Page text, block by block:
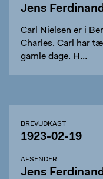
Jens
Carl Nielsen er i
Charles. Carl har
gamle dage. H…
BREVUDKAST
1923-02-19
AFSENDER
Jens